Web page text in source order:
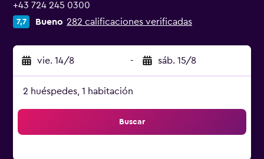
+43 724 245 0300
7,7 Bueno 282 calificaciones verificadas
vie. 14/8 - sáb. 15/8
2 huéspedes, 1 habitación
Buscar